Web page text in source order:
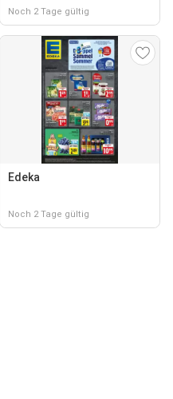
Noch 2 Tage gültig
Edeka
Noch 2 Tage gültig